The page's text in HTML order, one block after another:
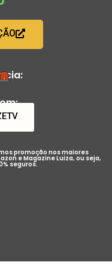
promoção nos maiores
e Magazine Luiza, ou seja,
seguros.